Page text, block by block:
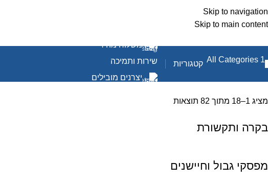
Skip to navigation
Skip to main content
קטגוריות
משלוח מהיר
שירות ותמיכה
יצרנים מובילים
מציג 1–18 מתוך 82 תוצאות
בקרה ותקשורת
מפסקי גבול וחיישנים